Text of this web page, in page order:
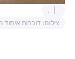
.
צילום: דוברות איחוד